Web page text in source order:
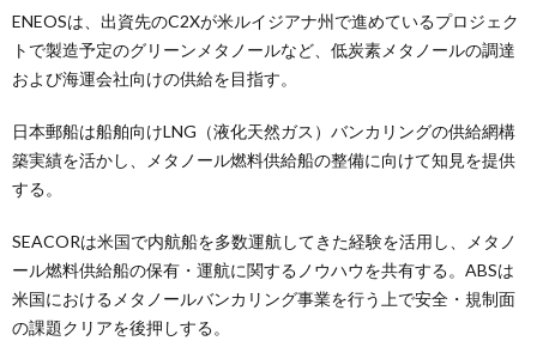
ENEOSは、出資先のC2Xが米ルイジアナ州で進めているプロジェク
トで製造予定のグリーンメタノールなど、低炭素メタノールの調達
および海運会社向けの供給を目指す。
日本郵船は船舶向けLNG（液化天然ガス）バンカリングの供給網構
築実績を活かし、メタノール燃料供給船の整備に向けて知見を提供
する。
SEACORは米国で内航船を多数運航してきた経験を活用し、メタノ
ール燃料供給船の保有・運航に関するノウハウを共有する。ABSは
米国におけるメタノールバンカリング事業を行う上で安全・規制面
の課題クリアを後押しする。